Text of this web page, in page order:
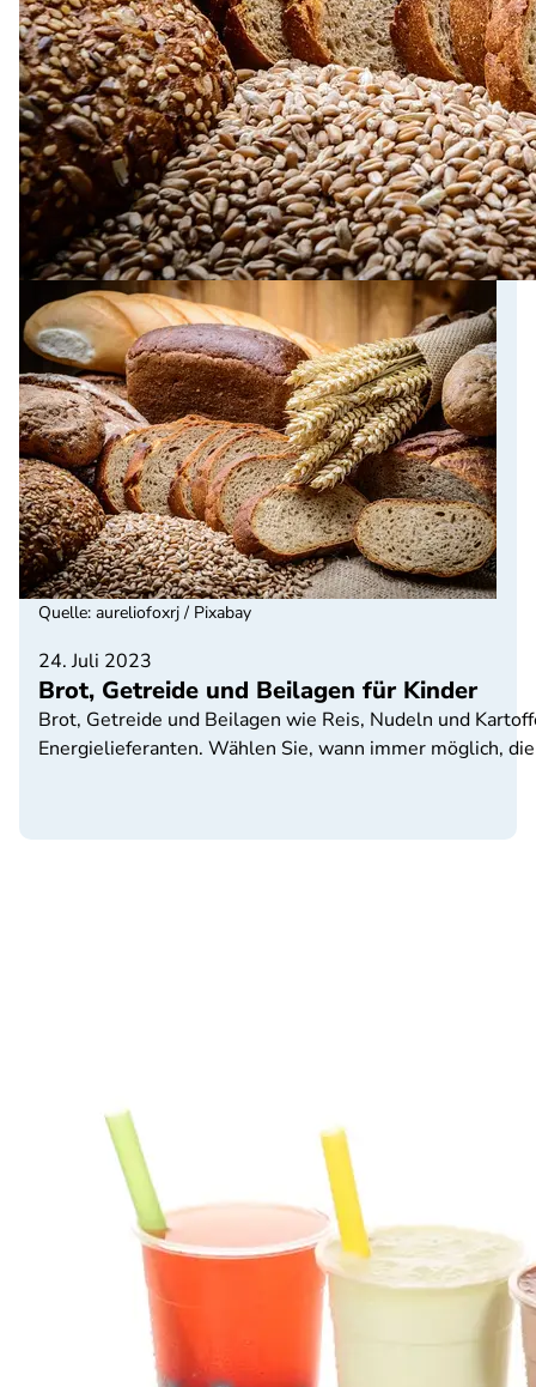
24. Juli 2023
Brot, Getreide und Beilagen für Kinder
Brot, Getreide und Beilagen wie Reis, Nudeln und
Energielieferanten. Wählen Sie, wann immer möglich,
Quelle: aureliofoxrj / Pixabay